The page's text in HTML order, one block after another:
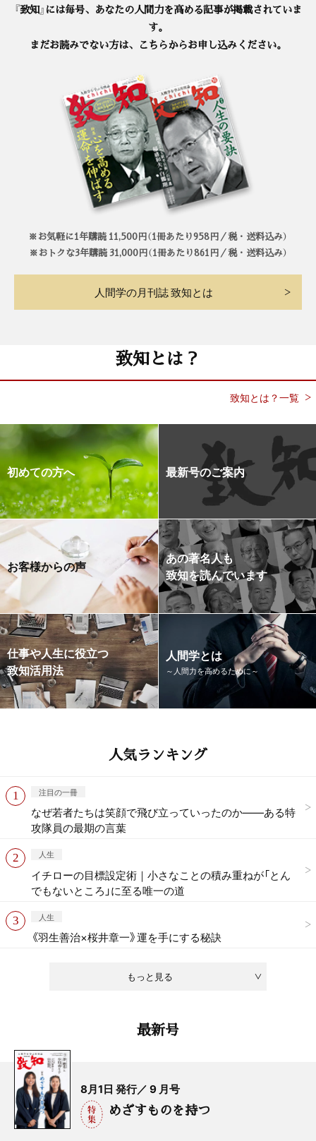
『致知』には毎号、あなたの人間力を高める記事が掲載されていま
す。
まだお読みでない方は、こちらからお申し込みください。
※お気軽に1年購読 11,500円（1冊あたり958円／税・送料込み）
※おトクな3年購読 31,000円（1冊あたり861円／税・送料込み）
人間学の月刊誌 致知とは
致知とは？
致知とは？一覧
初めての方へ 最新号のご案内
お客様からの声
あの著名人も
致知を読んでいます
仕事や人生に役立つ
致知活用法
人間学とは
～人間力を高めるために～
人気ランキング
もっと見る
注目の一冊
なぜ若者たちは笑顔で飛び立っていったのか——ある特
攻隊員の最期の言葉
人生
イチローの目標設定術｜小さなことの積み重ねが「とん
でもないところ」に至る唯一の道
人生
《羽生善治×桜井章一》運を手にする秘訣
最新号
8月1日 発行／ 9 月号
めざすものを持つ